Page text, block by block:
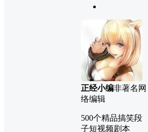
正经小编非著名网
络编辑
500个精品搞笑段
子短视频剧本